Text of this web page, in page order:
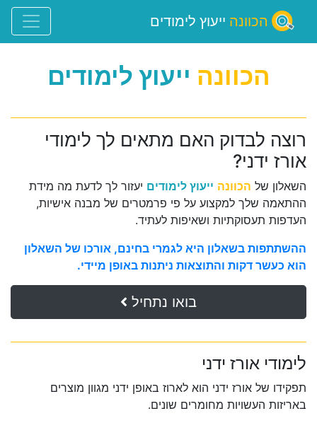
הכוונה ייעוץ לימודים
הכוונה ייעוץ לימודים
רוצה לבדוק האם מתאים לך לימודי
אורז ידני?
השאלון של הכוונה ייעוץ לימודים יעזור לך לדעת מה מידת
ההתאמה שלך למקצוע על פי פרמטרים של מבנה אישיות,
העדפות תעסוקתיות ושאיפות לעתיד.
ההשתתפות בשאלון היא לגמרי בחינם, אורכו של השאלון
הוא כעשר דקות והתוצאות ניתנות באופן מיידי.
בואו נתחיל
לימודי אורז ידני
תפקידו של אורז ידני הוא לארוז באופן ידני מגוון מוצרים
באריזות העשויות מחומרים שונים.